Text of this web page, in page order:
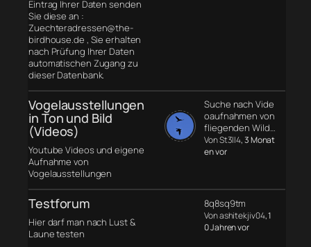
Eintrag Ihrer Daten senden
Sie diese an :
Zuechteradressen@the-
birdhouse.de , Sie erhalten
nach Prüfung Ihrer Daten
automatischen Zugang zu
dieser Datenbank.
Vogelausstellungen
in Ton und Bild
(Videos)
Youtube Videos und eigene
Aufnahme von
Vogelausstellungen
Suche nach Vide
oaufnahmen von
fliegenden Wild…
Von St3ll4, 3 Monat
en vor
Testforum
Hier darf man nach Lust &
Laune testen
8q8sq9tm
Von ashitekjiv04, 1
0 Jahren vor